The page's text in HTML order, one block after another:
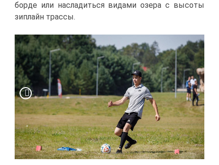
бор­де или на­сла­дить­ся ви­да­ми озе­ра с вы­со­ты
зи­плайн трас­сы.